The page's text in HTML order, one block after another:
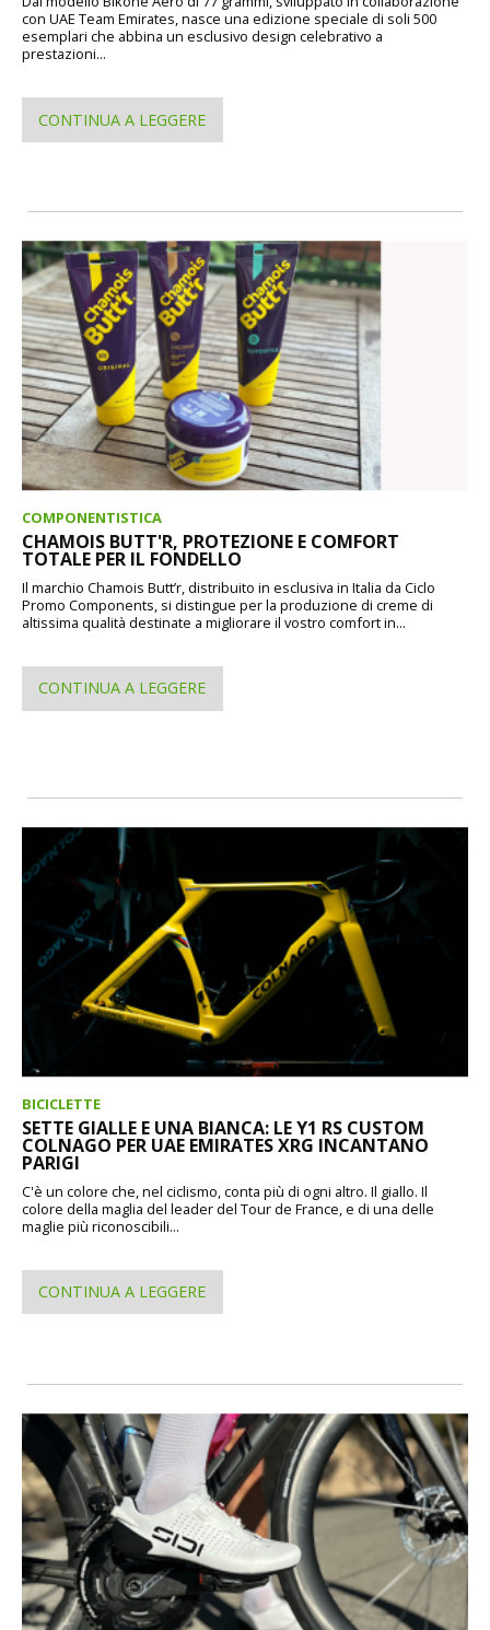
con UAE Team Emirates, nasce una edizione speciale di soli 500
esemplari che abbina un esclusivo design celebrativo a
prestazioni...
CONTINUA A LEGGERE
COMPONENTISTICA
CHAMOIS BUTT'R, PROTEZIONE E COMFORT
TOTALE PER IL FONDELLO
Il marchio Chamois Butt’r, distribuito in esclusiva in Italia da Ciclo
Promo Components, si distingue per la produzione di creme di
altissima qualità destinate a migliorare il vostro comfort in...
CONTINUA A LEGGERE
BICICLETTE
SETTE GIALLE E UNA BIANCA: LE Y1 RS CUSTOM
COLNAGO PER UAE EMIRATES XRG INCANTANO
PARIGI
C'è un colore che, nel ciclismo, conta più di ogni altro. Il giallo. Il
colore della maglia del leader del Tour de France, e di una delle
maglie più riconoscibili...
CONTINUA A LEGGERE